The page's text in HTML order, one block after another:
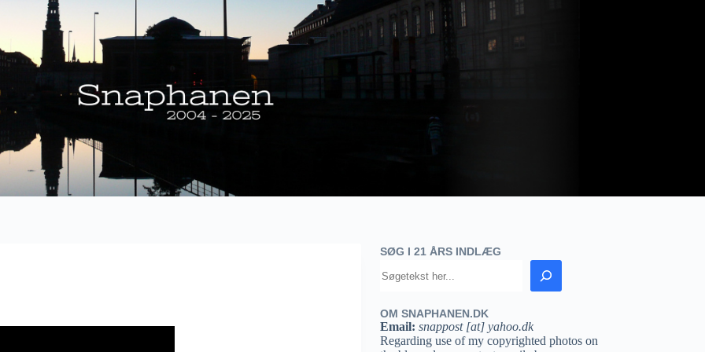
SØG I 21 ÅRS INDLÆG
OM SNAPHANEN.DK
Email: snappost [at] yahoo.dk
Regarding use of my copyrighted photos on